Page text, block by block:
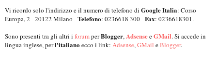
Vi ricordo solo l'indirizzo e il numero di telefono di Google Italia: Corso
Europa, 2 - 20122 Milano -Telefono: 0236618 300 -Fax: 0236618301.
Sono presenti tra gli altri i forumperBlogger,AdsenseeGMail. Si accede in
lingua inglese, perl'italiano ecco i link: Adsense,GMail eBlogger.